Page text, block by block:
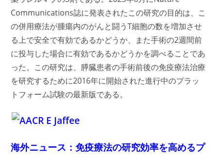
Communications誌に発表されたこの研究の目的は、こ
の併用療法が腫瘍内のがんと闘うT細胞の数を増加させ
る上で安全で有効であるかどうか、また手術の2週間前
に投与した場合に有効であるかどうかを調べることであ
った。この研究は、膵臓患者の手術前後の免疫療法治療
を研究するために2016年に開始された進行中のプラッ
トフォーム試験の最新版である。
海外ニュース：免疫療法の研究効率を高めるプ